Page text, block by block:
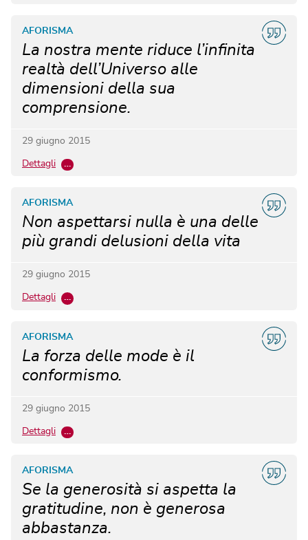
La nostra mente riduce l’infinita
realtà dell’Universo alle
dimensioni della sua
comprensione.
AFORISMA
29 giugno 2015
Dettagli …
Non aspettarsi nulla è una delle
più grandi delusioni della vita
AFORISMA
29 giugno 2015
Dettagli …
La forza delle mode è il
conformismo.
AFORISMA
29 giugno 2015
Dettagli …
Se la generosità si aspetta la
gratitudine, non è generosa
abbastanza.
AFORISMA